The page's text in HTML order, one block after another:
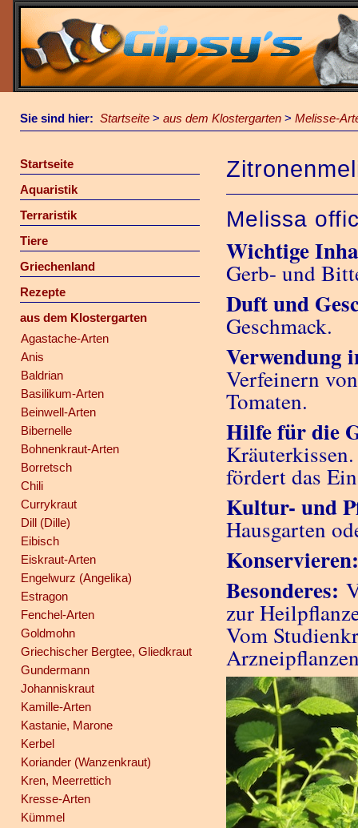
Sie sind hier: Startseite > aus dem Klostergarten > Melisse-
Startseite
Aquaristik
Terraristik
Tiere
Griechenland
Rezepte
aus dem Klostergarten
Agastache-Arten
Anis
Baldrian
Basilikum-Arten
Beinwell-Arten
Bibernelle
Bohnenkraut-Arten
Borretsch
Chili
Currykraut
Dill (Dille)
Eibisch
Eiskraut-Arten
Engelwurz (Angelika)
Estragon
Fenchel-Arten
Goldmohn
Griechischer Bergtee, Gliedkraut
Gundermann
Johanniskraut
Kamille-Arten
Kastanie, Marone
Kerbel
Koriander (Wanzenkraut)
Kren, Meerrettich
Kresse-Arten
Kümmel
Melissa
Wichtige
Gerb- und
Duft und
Geschmack.
Verwendung
Verfeinern
Tomaten.
Hilfe für die
fördert das
Kultur- und
Hausgarten
Besonderes:
zur
Vom